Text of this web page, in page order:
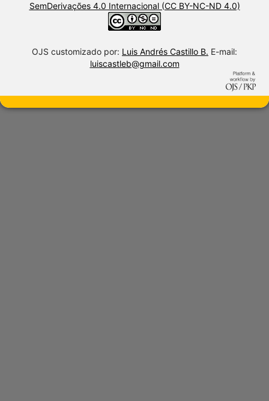
SemDerivações 4.0 Internacional (CC BY-NC-ND 4.0)
OJS customizado por: Luis Andrés Castillo B. E-mail:
luiscastleb@gmail.com